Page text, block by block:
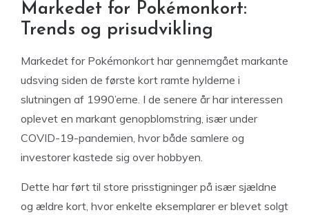
Markedet for Pokémonkort:
Trends og prisudvikling
Markedet for Pokémonkort har gennemgået markante
udsving siden de første kort ramte hylderne i
slutningen af 1990’erne. I de senere år har interessen
oplevet en markant genopblomstring, især under
COVID-19-pandemien, hvor både samlere og
investorer kastede sig over hobbyen.
Dette har ført til store prisstigninger på især sjældne
og ældre kort, hvor enkelte eksemplarer er blevet solgt